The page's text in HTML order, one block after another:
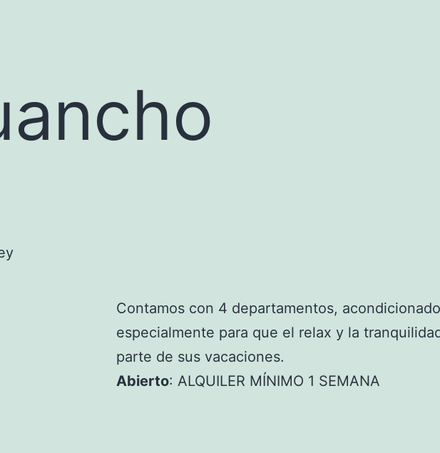
Contamos con 4 departamentos,
especialmente para que el relax y la
parte de sus vacaciones.
Abierto: ALQUILER MÍNIMO 1 SEMANA